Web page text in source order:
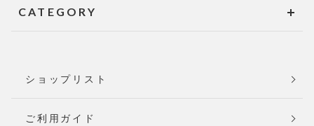
CATEGORY
ショップリスト
ご利用ガイド